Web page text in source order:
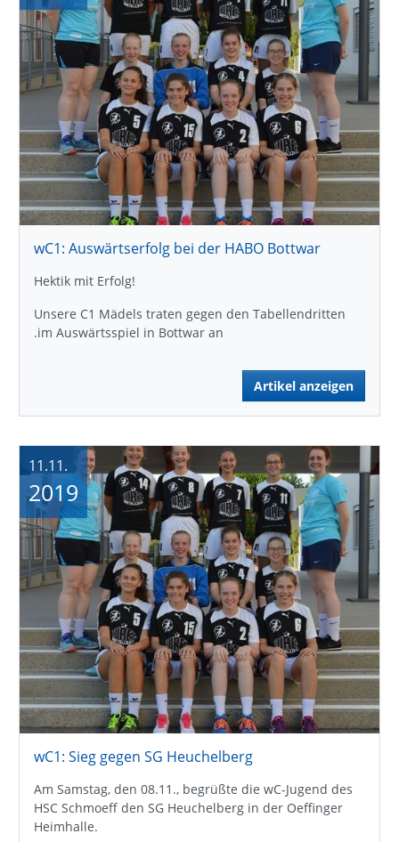
wC1: Auswärtserfolg bei der HABO Bottwar
Hektik mit Erfolg!
Unsere C1 Mädels traten gegen den Tabellendritten
.im Auswärtsspiel in Bottwar an
Artikel anzeigen
wC1: Sieg gegen SG Heuchelberg
Am Samstag, den 08.11., begrüßte die wC-Jugend des
HSC Schmoeff den SG Heuchelberg in der Oeffinger
Heimhalle.
11.11.
2019